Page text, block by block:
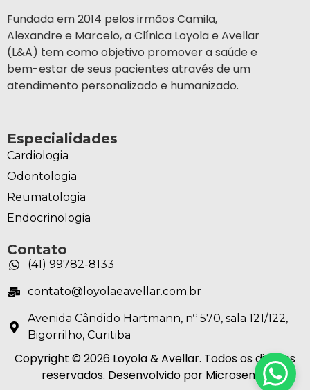
Fundada em 2014 pelos irmãos Camila,
Alexandre e Marcelo, a Clínica Loyola e Avellar
(L&A) tem como objetivo promover a saúde e
bem-estar de seus pacientes através de um
atendimento personalizado e humanizado.
Especialidades
Cardiologia
Odontologia
Reumatologia
Endocrinologia
Contato
(41) 99782-8133
contato@loyolaeavellar.com.br
Avenida Cândido Hartmann, nº 570, sala 121/122,
Bigorrilho, Curitiba
Copyright © 2026 Loyola & Avellar. Todos os direitos
reservados. Desenvolvido por Microsenior